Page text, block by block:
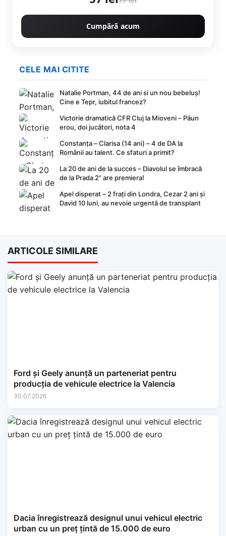
Cumpără acum
CELE MAI CITITE
Natalie Portman, 44 de ani si un nou bebeluș!
Cine e Tepr, iubitul francez?
Victorie dramatică CFR Cluj la Mioveni – Păun
erou, doi jucători, nota 4
Constanța – Clarisa (14 ani) – 4 de DA la
Românii au talent. Ce sfaturi a primit?
La 20 de ani de la succes – Diavolul se îmbracă
de la Prada 2” are premiera!
Apel disperat – 2 frați din Londra, Cezar 2 ani și
David 10 luni, au nevoie urgentă de transplant
ARTICOLE SIMILARE
Ford și Geely anunță un parteneriat pentru
producția de vehicule electrice la Valencia
30.07.2026
Dacia înregistrează designul unui vehicul electric
urban cu un preț țintă de 15.000 de euro